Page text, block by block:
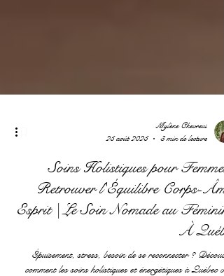
Mylène Chevreul
25 août 2025
3 min de lecture
Soins Holistiques pour Femmes
Retrouver l'Équilibre Corps-
Esprit | Le Soin Nomade au Féminin